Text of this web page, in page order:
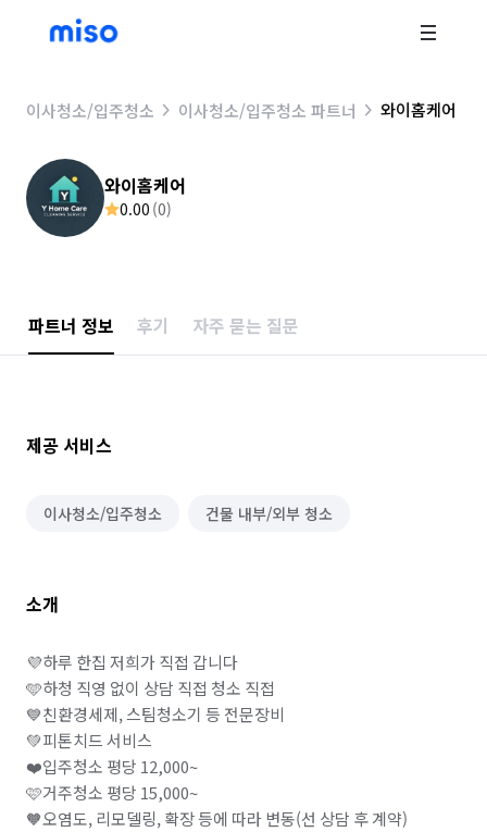
이사청소/입주청소 이사청소/입주청소 파트너 와이홈케어
와이홈케어
0.00 (0)
파트너 정보 후기 자주 묻는 질문
제공 서비스
이사청소/입주청소 건물 내부/외부 청소
소개
💜하루 한집 저희가 직접 갑니다
🩵하청 직영 없이 상담 직접 청소 직접
💙친환경세제, 스팀청소기 등 전문장비
💚피톤치드 서비스
❤️입주청소 평당 12,000~
🩷거주청소 평당 15,000~
🧡오염도, 리모델링, 확장 등에 따라 변동(선 상담 후 계약)